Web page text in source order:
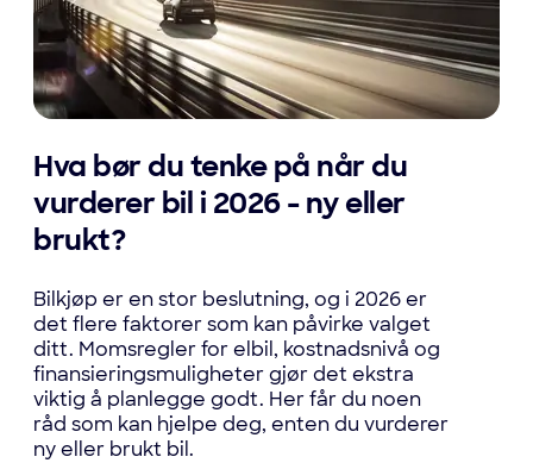
Hva bør du tenke på når du
vurderer bil i 2026 - ny eller
brukt?
Bilkjøp er en stor beslutning, og i 2026 er
det flere faktorer som kan påvirke valget
ditt. Momsregler for elbil, kostnadsnivå og
finansieringsmuligheter gjør det ekstra
viktig å planlegge godt. Her får du noen
råd som kan hjelpe deg, enten du vurderer
ny eller brukt bil.